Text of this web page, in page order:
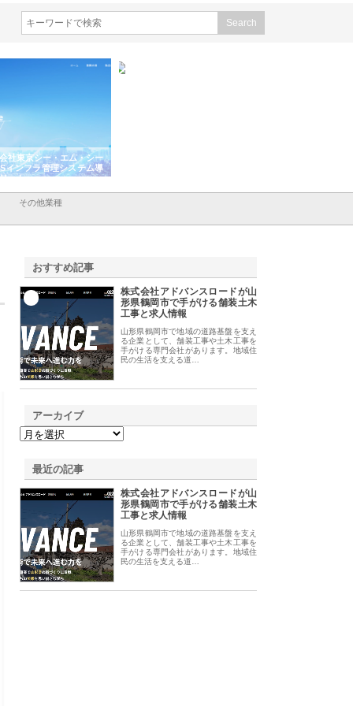
ー
導
株式会社アクアスペースが水中
から陸上まで一貫施工できる理
由
その他業種
おすすめ記事
株式会社アドバンスロードが山
形県鶴岡市で手がける舗装土木
工事と求人情報
山形県鶴岡市で地域の道路基盤を支え
る企業として、舗装工事や土木工事を
手がける専門会社があります。地域住
民の生活を支える道…
アーカイブ
最近の記事
株式会社アドバンスロードが山
形県鶴岡市で手がける舗装土木
工事と求人情報
山形県鶴岡市で地域の道路基盤を支え
る企業として、舗装工事や土木工事を
手がける専門会社があります。地域住
民の生活を支える道…